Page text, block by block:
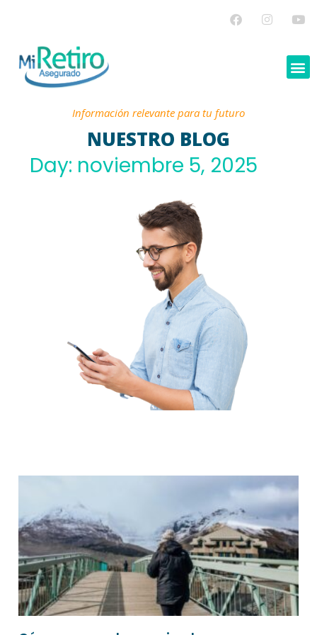
Información relevante para tu futuro
NUESTRO BLOG
Day: noviembre 5, 2025